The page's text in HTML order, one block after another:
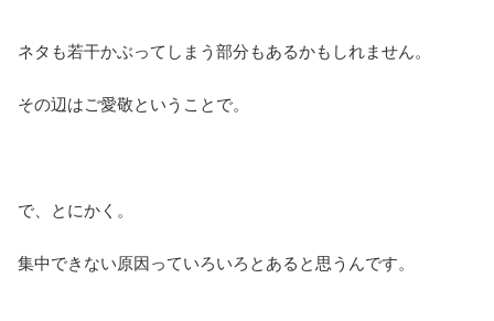
ネタも若干かぶってしまう部分もあるかもしれません。
その辺はご愛敬ということで。
で、とにかく。
集中できない原因っていろいろとあると思うんです。